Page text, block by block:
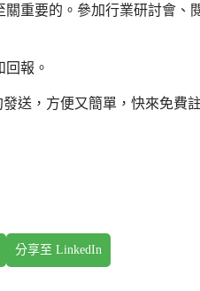
重要的。參加行業研討會、
報。
送，方便又簡單，快來免費
分享至 LinkedIn